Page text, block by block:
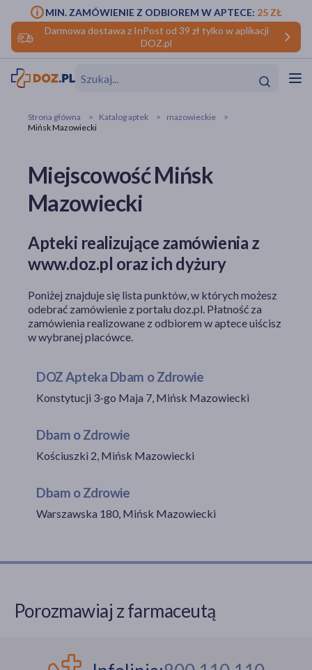
Darmowa dostawa z InPost od 39 zł tylko w aplikacji
DOZ.pl
MIN. ZAMÓWIENIE Z ODBIOREM W APTECE: 25 ZŁ
makijażu
Hit
Strona główna Katalog aptek
mazowieckie
Mińsk Mazowiecki
Miejscowość Mińsk
Mazowiecki
Apteki realizujące zamówienia z
www.doz.pl oraz ich dyżury
Poniżej znajduje się lista punktów, w których możesz
odebrać zamówienie z portalu doz.pl. Płatność za
zamówienia realizowane z odbiorem w aptece uiścisz
w wybranej placówce.
DOZ Apteka Dbam o Zdrowie
Konstytucji 3-go Maja 7, Mińsk Mazowiecki
Dbam o Zdrowie
Kościuszki 2, Mińsk Mazowiecki
Dbam o Zdrowie
Warszawska 180, Mińsk Mazowiecki
Porozmawiaj z farmaceutą